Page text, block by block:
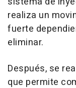
realiza un
fuerte
eliminar.
Después, se
que permite